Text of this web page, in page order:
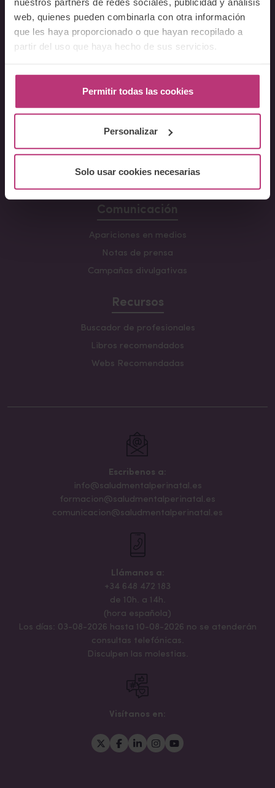
web, quienes pueden combinarla con otra información
que les haya proporcionado o que hayan recopilado a
partir del uso que haya hecho de sus servicios.
Permitir todas las cookies
Personalizar
Solo usar cookies necesarias
Conferencia Neurociencia de la Lactancia y aplicaciones
Fundamentos en Salud Mental Perinatal
Psiquiatría perinatal
Lactancia y Salud Mental
La mirada perinatal en el ámbito social
Formación avanzada en acompañamiento y atención al
Comunicación
Apariciones en medios
Notas de prensa
Campañas divulgativas
Recursos
Buscador de profesionales
Libros recomendados
Webs Recomendadas
Escribenos a:
info@saludmentalperinatal.es
formacion@saludmentalperinatal.es
comunicacion@saludmentalperinatal.es
Llámanos a:
+34 648 472 183
de 10h. a 14h.
(hora española)
Los días: 03-08-2026 hasta 10-08-2026 no se atenderán
consultas telefónicas.
Disculpen las molestias.
Visítanos en: